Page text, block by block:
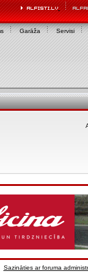
Garāža Servisi
Sazināties ar foruma